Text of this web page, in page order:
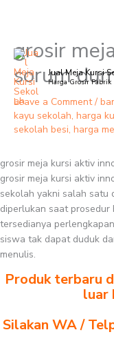
Skip
content
Jual Meja Kursi
Harga Grosir Pabrik
grosir
sorum
Leave a Comment /
kayu sekolah, harga
sekolah besi, harga
grosir meja kursi aktiv
grosir meja kursi aktiv
sekolah yakni salah satu
diperlukan saat
tersedianya
siswa tak dapat duduk
menulis.
Produk terbaru
luar
Silakan WA /